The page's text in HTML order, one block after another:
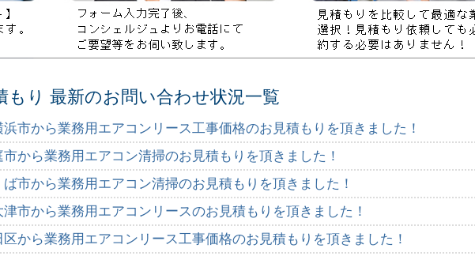
もり 最新のお問い合わせ状況一覧
市から業務用エアコンリース工事価格のお見積もりを頂きました！
から業務用エアコン清掃のお見積もりを頂きました！
市から業務用エアコン清掃のお見積もりを頂きました！
市から業務用エアコンリースのお見積もりを頂きました！
から業務用エアコンリース工事価格のお見積もりを頂きました！